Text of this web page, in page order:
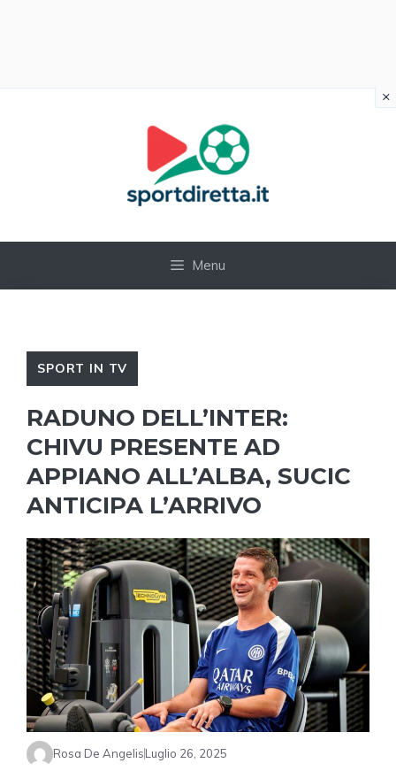
Menu
SPORT IN TV
RADUNO DELL’INTER:
CHIVU PRESENTE AD
APPIANO ALL’ALBA, SUCIC
ANTICIPA L’ARRIVO
Rosa De AngelisLuglio 26, 2025
×